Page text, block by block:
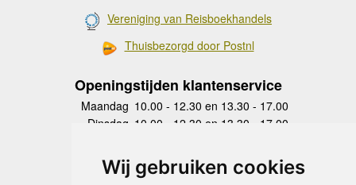
Wij gebruiken cookies
Vereniging van Reisboekhandels
Thuisbezorgd door Postnl
Openingstijden klantenservice
Maandag 10.00 - 12.30 en 13.30 - 17.00
Dinsdag 10.00 - 12.30 en 13.30 - 17.00
Donderdag
10.00 - 12.30 en 13.30 - 17.00
Vrijdag 10.00 - 12.30 en 13.30 - 17.00